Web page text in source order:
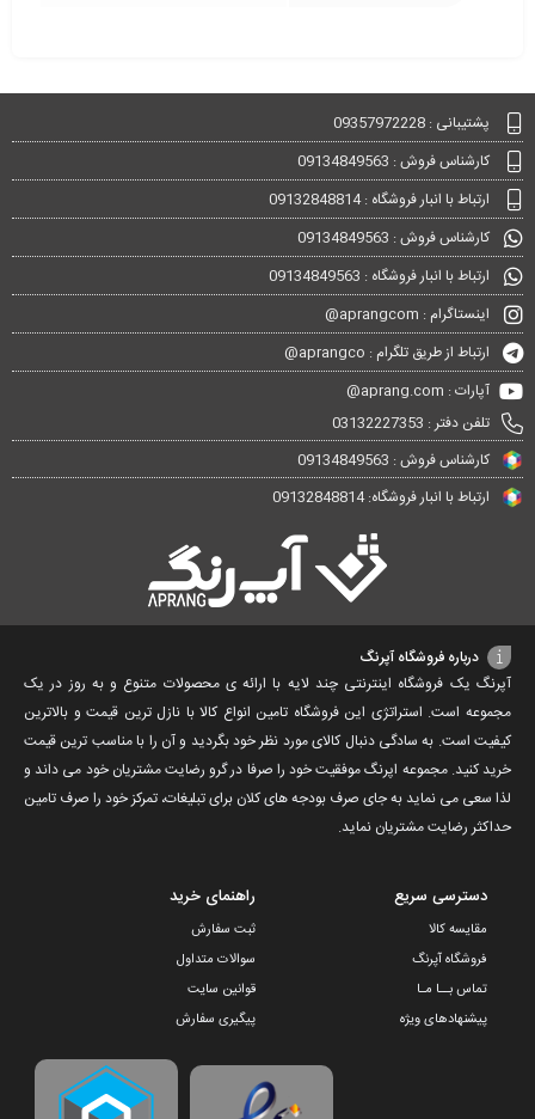
پشتیبانی : 09357972228
کارشناس فروش : 09134849563
ارتباط با انبار فروشگاه : 09132848814
کارشناس فروش : 09134849563
ارتباط با انبار فروشگاه : 09134849563
اینستاگرام : aprangcom@
ارتباط از طریق تلگرام : aprangco@
آپارات : aprang.com@
تلفن دفتر : 03132227353
کارشناس فروش : 09134849563
ارتباط با انبار فروشگاه: 09132848814
درباره فروشگاه آپرنگ
آپرنگ یک فروشگاه اینترنتی چند لایه با ارائه ی محصولات متنوع و به روز در یک
مجموعه است. استراتژی این فروشگاه تامین انواع کالا با نازل ترین قیمت و بالاترین
کیفیت است. به سادگی دنبال کالای مورد نظر خود بگردید و آن را با مناسب ترین قیمت
خرید کنید. مجموعه اپرنگ موفقیت خود را صرفا در گرو رضایت مشتریان خود می داند و
لذا سعی می نماید به جای صرف بودجه های کلان برای تبلیغات، تمرکز خود را صرف تامین
حداکثر رضایت مشتریان نماید‌.
دسترسی سریع
مقایسه کالا
فروشگاه آپرنگ
تماس بــا مـا
پیشنهادهای ویژه
راهنمای خرید
ثبت سفارش
سوالات متداول
قوانین سایت
پیگیری سفارش